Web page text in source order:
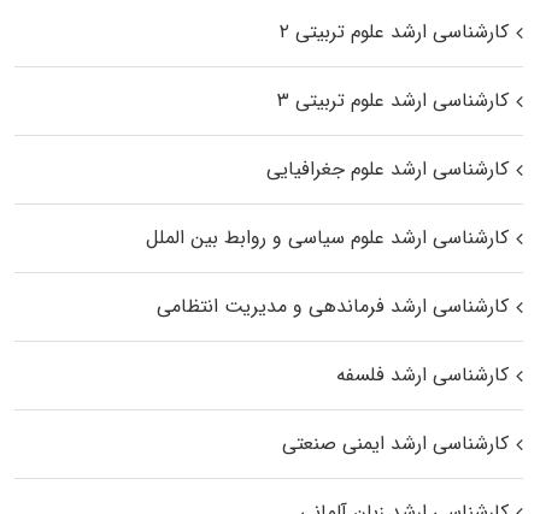
کارشناسی ارشد علوم تربیتی ۲
کارشناسی ارشد علوم تربیتی ۳
کارشناسی ارشد علوم جغرافیایی
کارشناسی ارشد علوم سیاسی و روابط بین الملل
کارشناسی ارشد فرماندهی و مدیریت انتظامی
کارشناسی ارشد فلسفه
کارشناسی ارشد ایمنی صنعتی